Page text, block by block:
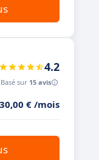
4.2
Basé sur 15 avis
30,00 € /mois